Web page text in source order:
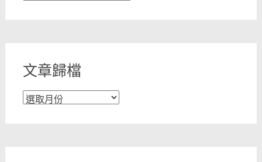
文章歸檔
文